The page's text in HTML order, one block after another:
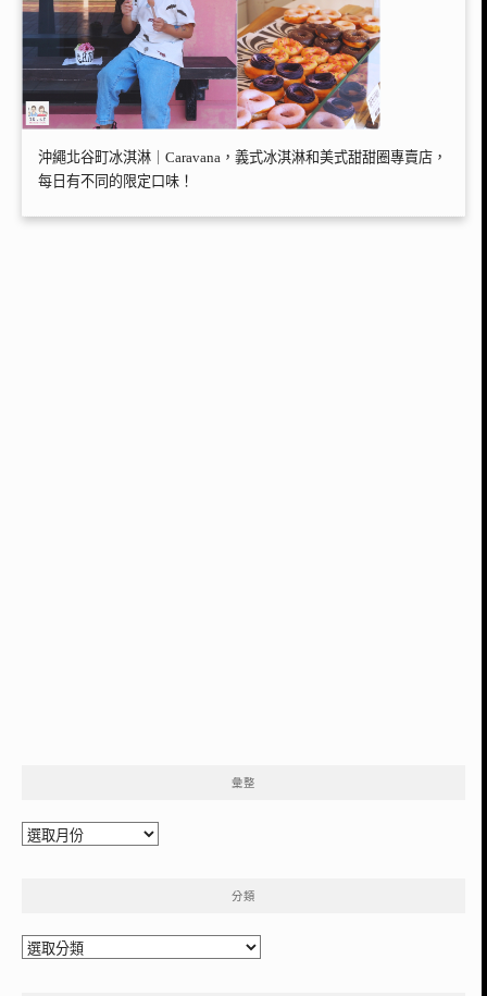
沖繩北谷町冰淇淋｜Caravana，義式冰淇淋和美式甜甜圈專賣店，
每日有不同的限定口味！
彙整
彙
分類
分